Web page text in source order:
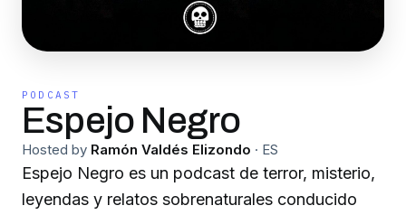
PODCAST
Espejo Negro
Hosted by Ramón Valdés Elizondo · ES
Espejo Negro es un podcast de terror, misterio,
leyendas y relatos sobrenaturales conducido